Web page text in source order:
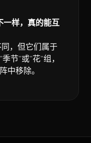
一样，真的能互
，但它们属于
节”或”花”组，
中移除。